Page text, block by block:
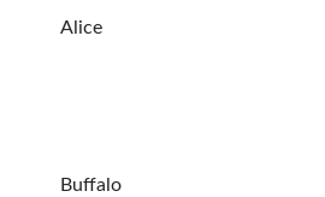
Alice
Buffalo